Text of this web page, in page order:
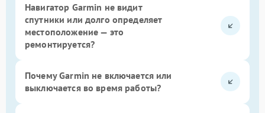
Навигатор Garmin не видит
спутники или долго определяет
местоположение — это
ремонтируется?
Почему Garmin не включается или
выключается во время работы?